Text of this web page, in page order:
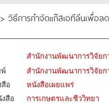
วิธีการกำจัดแก๊สเอทีลีนเพื่อล
สำนักงานพัฒนาการวิจัยก
สำนักงานพัฒนาการวิจัยก
อ­
หนังสือเผยแพร่
สือ­
การเกษตรและชีววิทยา